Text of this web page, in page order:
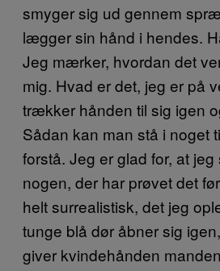
smyger sig ud gennem
lægger sin hånd i hendes.
Jeg mærker, hvordan det
mig. Hvad er det, jeg er på
trækker hånden til sig igen
Sådan kan man stå i noget
forstå. Jeg er glad for, at
nogen, der har prøvet det
helt surrealistisk, det jeg
tunge blå dør åbner sig
giver kvindehånden